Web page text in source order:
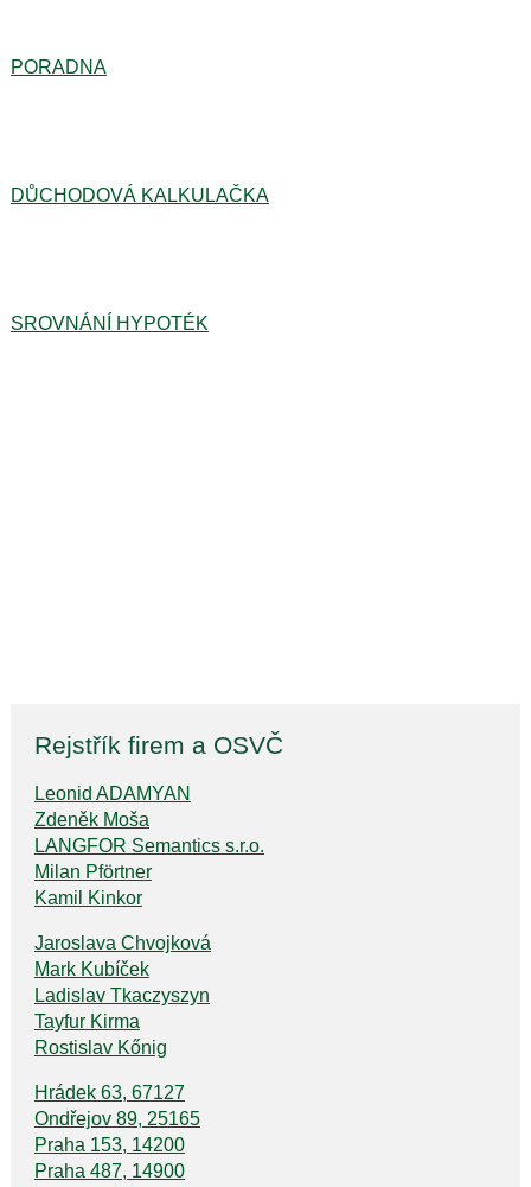
PORADNA
DŮCHODOVÁ KALKULAČKA
SROVNÁNÍ HYPOTÉK
Rejstřík firem a OSVČ
Leonid ADAMYAN
Zdeněk Moša
LANGFOR Semantics s.r.o.
Milan Pförtner
Kamil Kinkor
Jaroslava Chvojková
Mark Kubíček
Ladislav Tkaczyszyn
Tayfur Kirma
Rostislav Kőnig
Hrádek 63, 67127
Ondřejov 89, 25165
Praha 153, 14200
Praha 487, 14900